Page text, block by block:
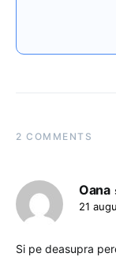
2 COMMENTS
Oana
21
Si pe deasupra